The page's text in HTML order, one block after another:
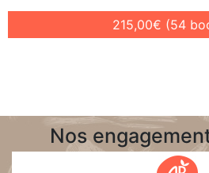
215,00€ (54
Nos